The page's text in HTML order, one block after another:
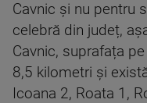
Cavnic și nu pentru
celebră din județ,
Cavnic, suprafața
8,5 kilometri și
Icoana 2, Roata 1,